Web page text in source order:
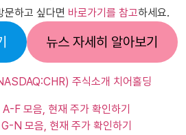
문하고 싶다면 바로가기를 참고하세요.
뉴스 자세히 알아보기
F 모음, 현재 주가 확인하기
N 모음, 현재 주가 확인하기